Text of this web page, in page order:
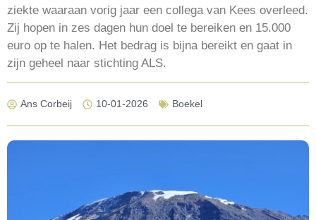
ziekte waaraan vorig jaar een collega van Kees overleed.
Zij hopen in zes dagen hun doel te bereiken en 15.000
euro op te halen. Het bedrag is bijna bereikt en gaat in
zijn geheel naar stichting ALS.
Ans Corbeij 10-01-2026 Boekel